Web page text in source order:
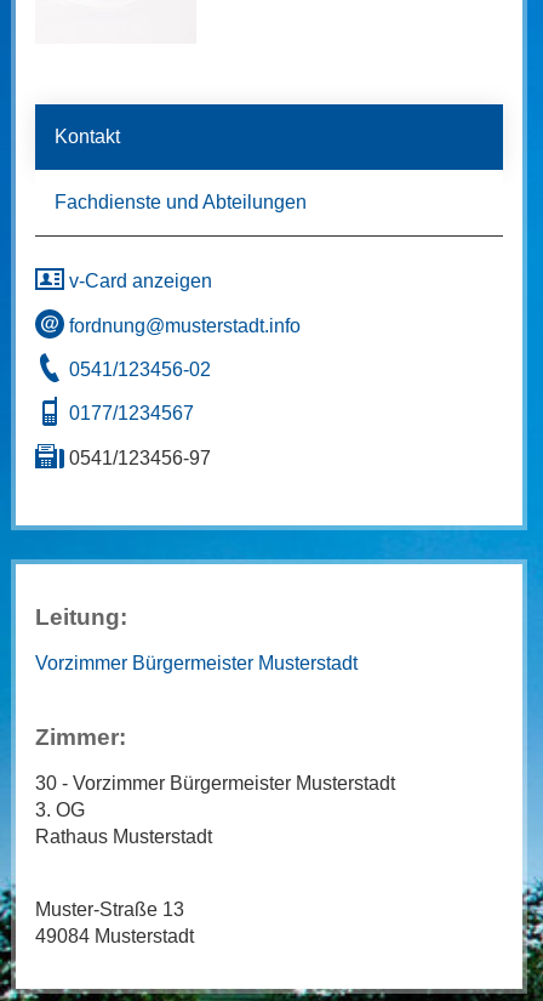
Kontakt
Fachdienste und Abteilungen
v-Card anzeigen
fordnung@musterstadt.info
0541/123456-02
0177/1234567
0541/123456-97
Leitung:
Vorzimmer Bürgermeister Musterstadt
Zimmer:
30 - Vorzimmer Bürgermeister Musterstadt
3. OG
Rathaus Musterstadt
Muster-Straße 13
49084 Musterstadt